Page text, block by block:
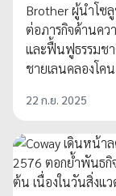
Brother ผู้นำโซ
ต่อภารกิจด้านคว
และฟื้นฟูธรรมช
ชายเลนคลองโค
22 ก.ย. 2025